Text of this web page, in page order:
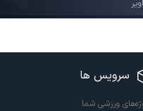
سرویس ها
ورزشی شما